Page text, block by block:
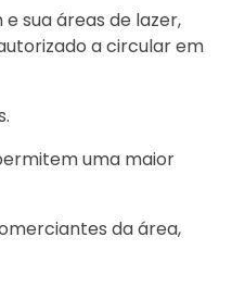
sua áreas de lazer,
a circular em
uma maior
da área,